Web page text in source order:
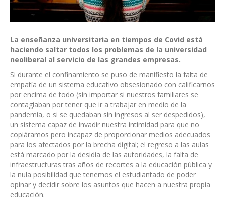
La enseñanza universitaria en tiempos de Covid está
haciendo saltar todos los problemas de la universidad
neoliberal al servicio de las grandes empresas.
Si durante el confinamiento se puso de manifiesto la falta de
empatía de un sistema educativo obsesionado con calificarnos
por encima de todo (sin importar si nuestros familiares se
contagiaban por tener que ir a trabajar en medio de la
pandemia, o si se quedaban sin ingresos al ser despedidos),
un sistema capaz de invadir nuestra intimidad para que no
copiáramos pero incapaz de proporcionar medios adecuados
para los afectados por la brecha digital; el regreso a las aulas
está marcado por la desidia de las autoridades, la falta de
infraestructuras tras años de recortes a la educación pública y
la nula posibilidad que tenemos el estudiantado de poder
opinar y decidir sobre los asuntos que hacen a nuestra propia
educación.